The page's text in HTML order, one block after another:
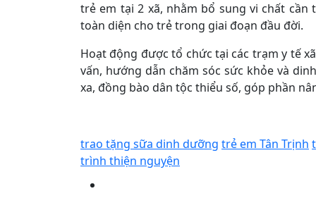
trẻ em tại 2 xã, nhằm bổ sung vi chất
toàn diện cho trẻ trong giai đoạn đầu đời.
Hoạt động được tổ chức tại các trạm y tế
vấn, hướng dẫn chăm sóc sức khỏe và
xa, đồng bào dân tộc thiểu số, góp phần
trao tặng sữa dinh dưỡng trẻ em Tân Trịnh
trình thiện nguyện